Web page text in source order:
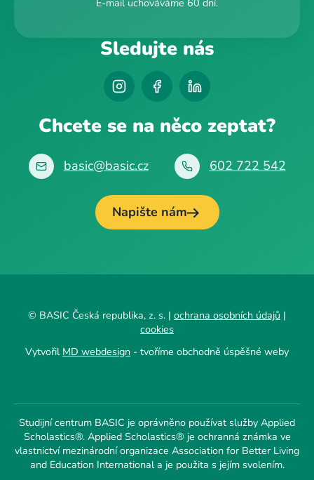
E-mail uchováváme 60 dní.
Sledujte nás
Chcete se na něco zeptat?
basic@basic.cz 602 722 542
Napište nám
© BASIC Česká republika, z. s. | ochrana osobních údajů |
cookies
Vytvořil MD webdesign - tvoříme obchodně úspěšné weby
Studijní centrum BASIC je oprávněno používat služby Applied
Scholastics®. Applied Scholastics® je ochranná známka ve
vlastnictví mezinárodní organizace Association for Better Living
and Education International a je použita s jejím svolením.